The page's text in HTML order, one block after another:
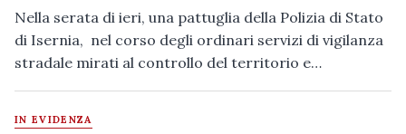
Nella serata di ieri, una pattuglia della Polizia di Stato
di Isernia, nel corso degli ordinari servizi di vigilanza
stradale mirati al controllo del territorio e…
IN EVIDENZA